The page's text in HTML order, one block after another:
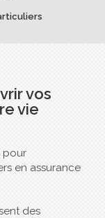
vos
vie
pour
en assurance
des